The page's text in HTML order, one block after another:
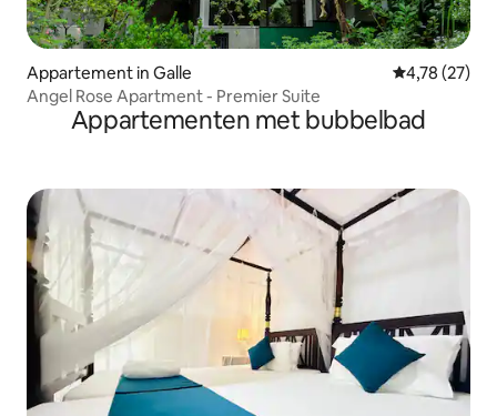
Appartement in Galle Gemiddelde
4,78 (27)
Angel Rose Apartment - Premier Suite
Appartementen met bubbelbad